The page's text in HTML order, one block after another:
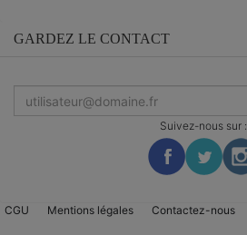
GARDEZ LE CONTACT
Suivez-nous sur :
CGU Mentions légales Contactez-nous